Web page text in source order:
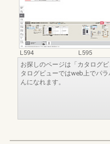
L594
L595
お探しのページは「カタログ
タログビューではweb上でパ
んになれます。